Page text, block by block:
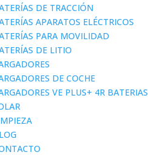
DE TRACCIÓN
APARATOS ELÉCTRICOS
PARA MOVILIDAD
DE LITIO
DE COCHE
VE PLUS+ 4R BATERIAS